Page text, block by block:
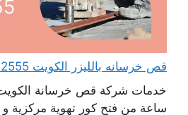
قص خرسانه بالليزر الكويت 65932555 فتح كور تكييف
ساعة من فتح كور تهوية مركزية